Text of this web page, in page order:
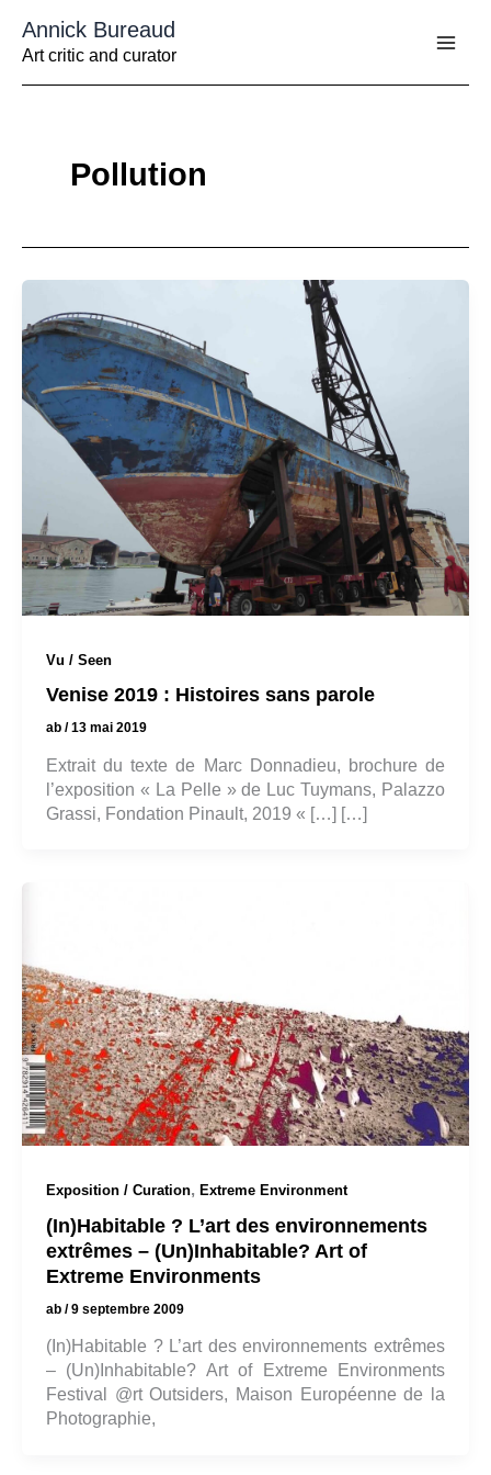
contenu
Annick Bureaud
Art critic and curator
Pollution
Vu / Seen
Venise 2019 : Histoires sans parole
ab /13 mai 2019
Extrait du texte de Marc Donnadieu, brochure de
l’exposition « La Pelle » de Luc Tuymans, Palazzo
Grassi, Fondation Pinault, 2019 « […] […]
Exposition / Curation, Extreme Environment
(In)Habitable ? L’art des environnements
extrêmes – (Un)Inhabitable? Art of
Extreme Environments
ab /9 septembre 2009
(In)Habitable ? L’art des environnements extrêmes
– (Un)Inhabitable? Art of Extreme Environments
Festival @rt Outsiders, Maison Européenne de la
Photographie,